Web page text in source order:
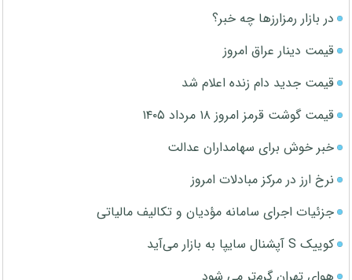
در بازار رمزارزها چه خبر؟
قیمت دینار عراق امروز
قیمت جدید دام زنده اعلام شد
قیمت گوشت قرمز امروز ۱۸ مرداد ۱۴۰۵
خبر خوش برای سهامداران عدالت
نرخ ارز در مرکز مبادلات امروز
جزئیات اجرای سامانه مؤدیان و تکالیف مالیاتی
کوییک S آپشنال سایپا به بازار می‌آید